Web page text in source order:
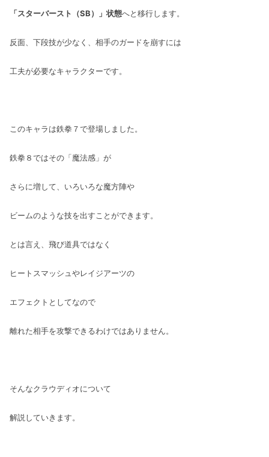
「スターバースト（SB）」状態へと移行します。
反面、下段技が少なく、相手のガードを崩すには
工夫が必要なキャラクターです。
このキャラは鉄拳７で登場しました。
鉄拳８ではその「魔法感」が
さらに増して、いろいろな魔方陣や
ビームのような技を出すことができます。
とは言え、飛び道具ではなく
ヒートスマッシュやレイジアーツの
エフェクトとしてなので
離れた相手を攻撃できるわけではありません。
そんなクラウディオについて
解説していきます。